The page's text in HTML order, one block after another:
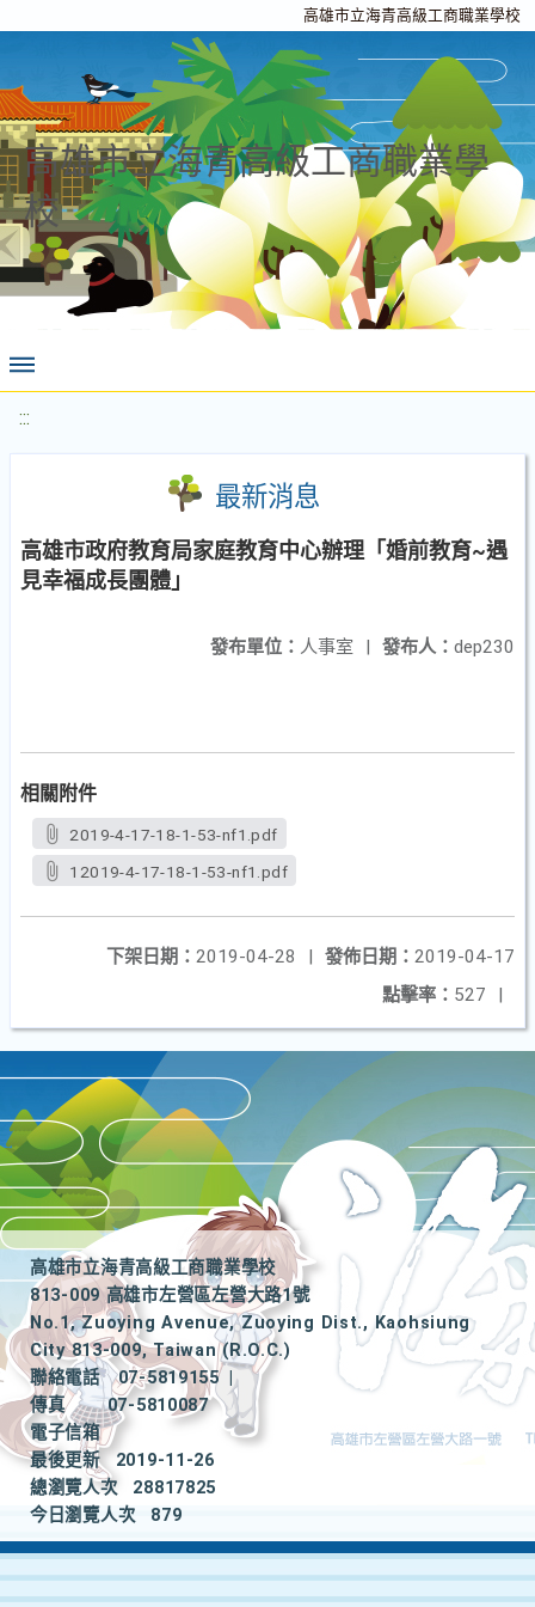
高雄市立海青高級工商職業學校
高雄市立海青高級工商職業學
校
:::
最新消息
高雄市政府教育局家庭教育中心辦理「婚前教育~遇
見幸福成長團體」
發布人： dep230
發布單位： 人事室 |
相關附件
2019-4-17-18-1-53-nf1.pdf
12019-4-17-18-1-53-nf1.pdf
發佈日期： 2019-04-17
下架日期： 2019-04-28
|
點擊率： 527 |
高雄市立海青高級工商職業學校
813-009 高雄市左營區左營大路1號
No.1, Zuoying Avenue, Zuoying Dist., Kaohsiung
City 813-009, Taiwan (R.O.C.)
聯絡電話
07-5819155
|
傳真
07-5810087
電子信箱
最後更新
2019-11-26
總瀏覽人次
28817825
今日瀏覽人次
879